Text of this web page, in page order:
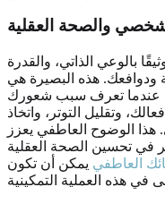
والصحة العقلية
بالوعي الذاتي، والقدرة
ودوافعك. هذه البصيرة هي
عندما تعرف سبب شعورك
وتقليل التوتر، واتخاذ
الوضوح العاطفي يعزز
في تحسين الصحة العقلية
العاطفي يمكن أن تكون